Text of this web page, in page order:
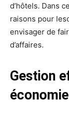
d’hôtels. Dans
raisons pour
envisager de
d’affaires.
Gestion